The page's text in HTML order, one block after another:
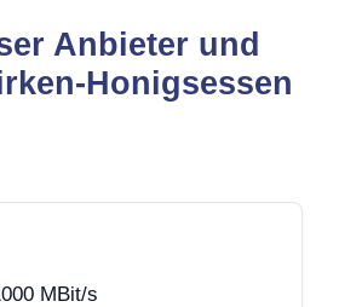
Anbieter und
Honigsessen
MBit/s